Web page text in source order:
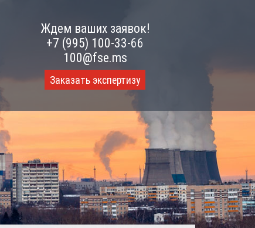
Ждем ваших заявок!
+7 (995) 100-33-66
100@fse.ms
Заказать экспертизу